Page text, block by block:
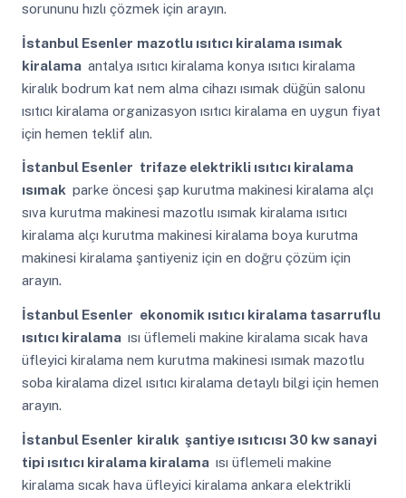
sorununu hızlı çözmek için arayın.
İstanbul Esenler mazotlu ısıtıcı kiralama ısımak
kiralama antalya ısıtıcı kiralama konya ısıtıcı kiralama
kiralık bodrum kat nem alma cihazı ısımak düğün salonu
ısıtıcı kiralama organizasyon ısıtıcı kiralama en uygun fiyat
için hemen teklif alın.
İstanbul Esenler trifaze elektrikli ısıtıcı kiralama
ısımak parke öncesi şap kurutma makinesi kiralama alçı
sıva kurutma makinesi mazotlu ısımak kiralama ısıtıcı
kiralama alçı kurutma makinesi kiralama boya kurutma
makinesi kiralama şantiyeniz için en doğru çözüm için
arayın.
İstanbul Esenler ekonomik ısıtıcı kiralama tasarruflu
ısıtıcı kiralama ısı üflemeli makine kiralama sıcak hava
üfleyici kiralama nem kurutma makinesi ısımak mazotlu
soba kiralama dizel ısıtıcı kiralama detaylı bilgi için hemen
arayın.
İstanbul Esenler kiralık şantiye ısıtıcısı 30 kw sanayi
tipi ısıtıcı kiralama kiralama ısı üflemeli makine
kiralama sıcak hava üfleyici kiralama ankara elektrikli